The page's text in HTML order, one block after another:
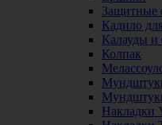
Защитные
Кадило
Калауды и
Колпак
Накладки